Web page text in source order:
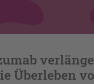
Überleben